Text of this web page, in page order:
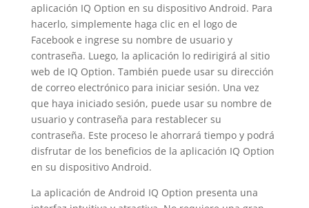
aplicación IQ Option en su dispositivo Android. Para
hacerlo, simplemente haga clic en el logo de
Facebook e ingrese su nombre de usuario y
contraseña. Luego, la aplicación lo redirigirá al sitio
web de IQ Option. También puede usar su dirección
de correo electrónico para iniciar sesión. Una vez
que haya iniciado sesión, puede usar su nombre de
usuario y contraseña para restablecer su
contraseña. Este proceso le ahorrará tiempo y podrá
disfrutar de los beneficios de la aplicación IQ Option
en su dispositivo Android.
La aplicación de Android IQ Option presenta una